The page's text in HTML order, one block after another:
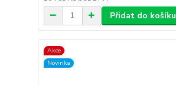
Přidat do košíku
Akce
Novinka